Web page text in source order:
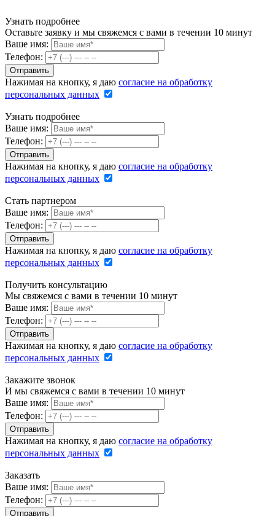
Узнать подробнее
Оставьте заявку и мы свяжемся с вами в течении 10 минут
Ваше имя:
Телефон:
Нажимая на кнопку, я даю согласие на обработку
персональных данных
Узнать подробнее
Ваше имя:
Телефон:
Нажимая на кнопку, я даю согласие на обработку
персональных данных
Стать партнером
Ваше имя:
Телефон:
Нажимая на кнопку, я даю согласие на обработку
персональных данных
Получить консультацию
Мы свяжемся с вами в течении 10 минут
Ваше имя:
Телефон:
Нажимая на кнопку, я даю согласие на обработку
персональных данных
Закажите звонок
И мы свяжемся с вами в течении 10 минут
Ваше имя:
Телефон:
Нажимая на кнопку, я даю согласие на обработку
персональных данных
Заказать
Ваше имя:
Телефон: